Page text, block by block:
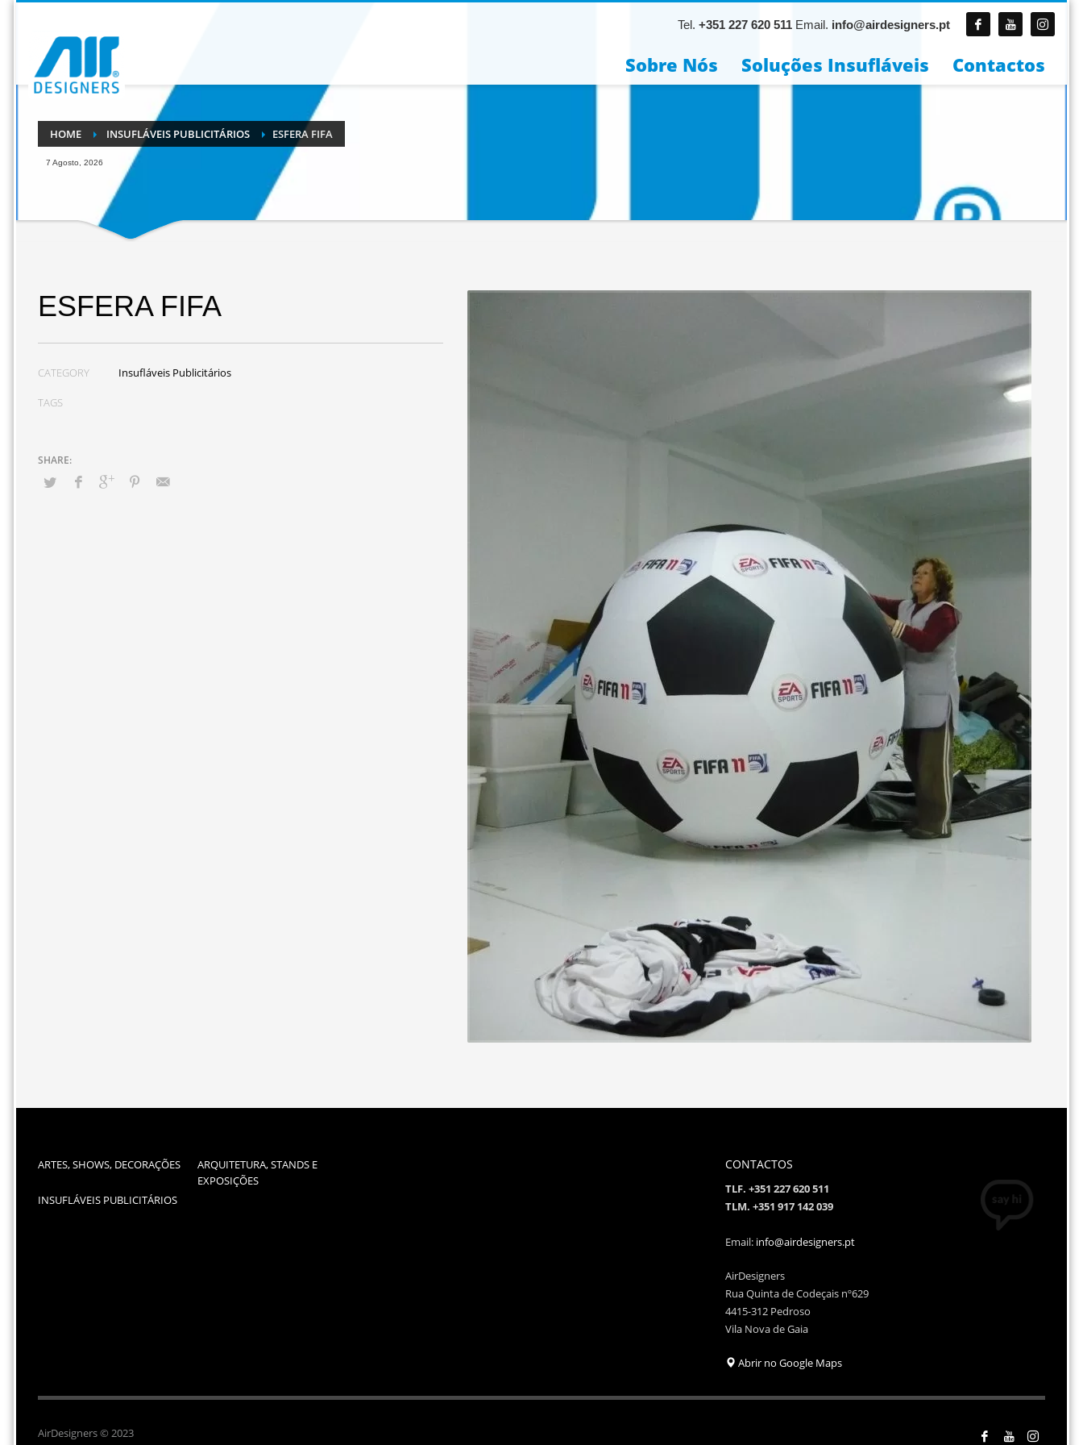
Tel. +351 227 620 511 Email. info@airdesigners.pt
Sobre Nós Soluções Insufláveis Contactos
HOME INSUFLÁVEIS PUBLICITÁRIOS ESFERA FIFA
7 Agosto, 2026
ESFERA FIFA
CATEGORY Insufláveis Publicitários
TAGS
ARTES, SHOWS, DECORAÇÕES
ARQUITETURA, STANDS E
EXPOSIÇÕES
INSUFLÁVEIS PUBLICITÁRIOS
CONTACTOS
TLF. +351 227 620 511
TLM. +351 917 142 039
Email: info@airdesigners.pt
AirDesigners
Rua Quinta de Codeçais nº629
4415-312 Pedroso
Vila Nova de Gaia
Abrir no Google Maps
AirDesigners © 2023